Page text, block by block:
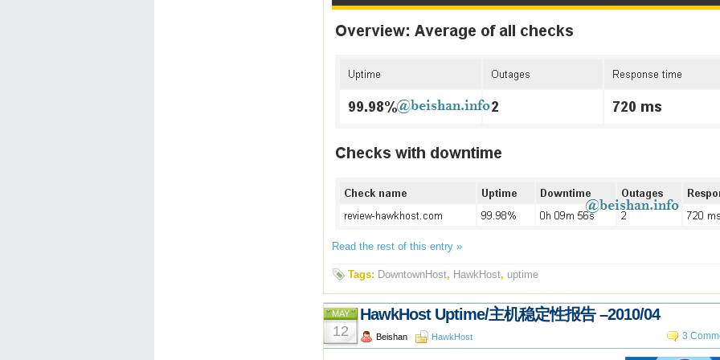
Read the rest of this entry »
Tags: DowntownHost, HawkHost, uptime
MAY
12
HawkHost Uptime/主机稳定性报告 –2010/04
Beishan HawkHost 3